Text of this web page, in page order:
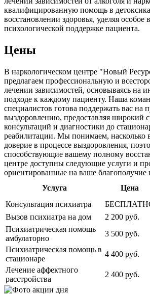
квалифицированную помощь в
восстановлении здоровья, уделяя особое
психологической поддержке пациента.
Цены
В наркологическом центре "Новый
предлагаем профессиональную и
лечении зависимостей, основываясь на
подходе к каждому пациенту. Наша
специалистов готова поддержать вас на
выздоровлению, предоставляя широкий
консультаций и диагностики до
реабилитации. Мы понимаем, насколько
доверие в процессе выздоровления,
способствующие вашему полному
центре доступны следующие услуги и
ориентированные на ваше благополучие
Услуга
Цена
Консультация психиатра
Вызов психиатра на дом 2 200 руб.
Психиатрическая помощь
амбулаторно
3 500 руб.
Психиатрическая помощь в
стационаре
4 400 руб.
Лечение аффектного
расстройства
2 400 руб.